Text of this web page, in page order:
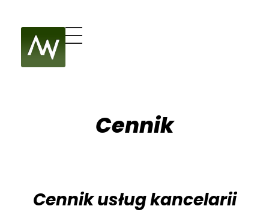
Cennik
Cennik usług kancelarii